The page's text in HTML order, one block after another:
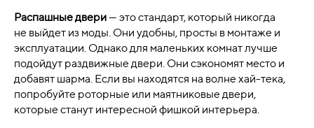
Распашные двери— это стандарт, который никогда
не выйдет из моды. Они удобны, просты в монтаже и
эксплуатации. Однако для маленьких комнат лучше
подойдут раздвижные двери. Они сэкономят место и
добавят шарма. Если вы находятся на волне хай-тека,
попробуйте роторные или маятниковые двери,
которые станут интересной фишкой интерьера.